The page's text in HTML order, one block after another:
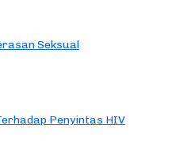
Seksual
Penyintas HIV